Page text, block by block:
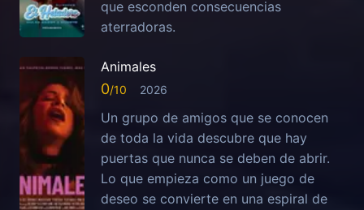
que esconden consecuencias
aterradoras.
Animales
0 2026
Un grupo de amigos que se conocen
de toda la vida descubre que hay
puertas que nunca se deben de abrir.
Lo que empieza como un juego de
deseo se convierte en una espiral de